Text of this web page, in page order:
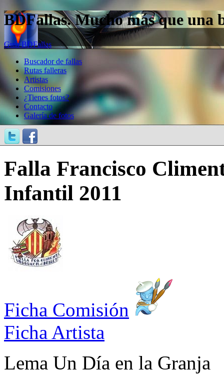
BDFallas. Mucho más que una
Guía BDFallas
Buscador de fallas
Rutas falleras
Artistas
Comisiones
¿Tienes fotos?
Contacto
Galería de fotos
Falla Francisco
Infantil 2011
Ficha Comisión
Ficha Artista
Lema Un Día en la Granja